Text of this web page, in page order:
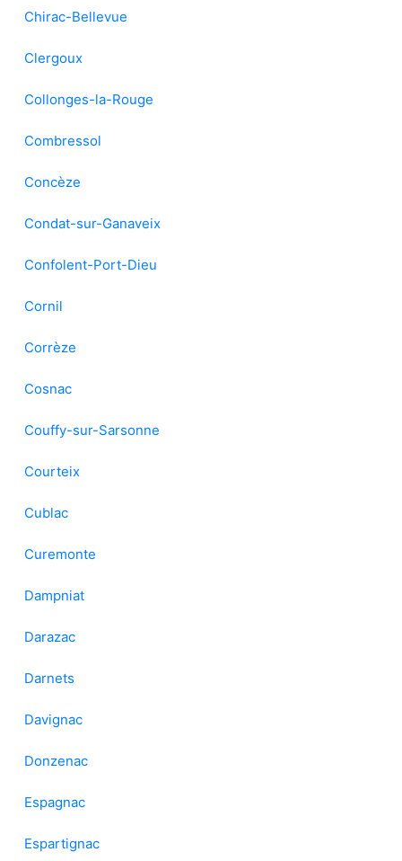
Chirac-Bellevue
Clergoux
Collonges-la-Rouge
Combressol
Concèze
Condat-sur-Ganaveix
Confolent-Port-Dieu
Cornil
Corrèze
Cosnac
Couffy-sur-Sarsonne
Courteix
Cublac
Curemonte
Dampniat
Darazac
Darnets
Davignac
Donzenac
Espagnac
Espartignac